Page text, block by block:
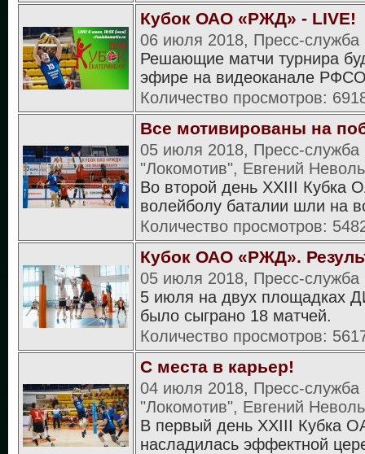
Кубок ОАО «РЖД» - LIVE!
06 июля 2018, Пресс-
Решающие матчи турнира
эфире на видеоканале
Количество просмотров:
Все мотивированы на
05 июля 2018, Пресс-
"Локомотив", Евгений
Во второй день XXIII
волейболу баталии шли на
Количество просмотров:
Кубок ОАО «РЖД».
05 июля 2018, Пресс-
5 июля на двух площадках
было сыграно 18 матчей.
Количество просмотров:
С места в карьер!
04 июля 2018, Пресс-
"Локомотив", Евгений
В первый день XXIII Кубка
насладилась эффектной